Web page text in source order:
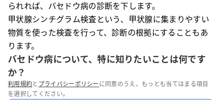
られれば、バセドウ病の診断を下します。
甲状腺シンチグラム検査という、甲状腺に集まりやすい
物質を使った検査を行って、診断の根拠にすることもあ
ります。
バセドウ病について、特に知りたいことは何です
か？
利用規約と プライバシーポリシー に同意のうえ、もっとも当てはまる項目
を選択してください。